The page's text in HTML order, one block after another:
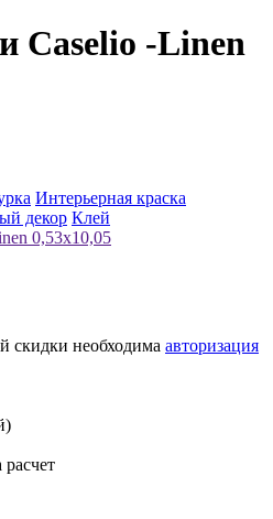
Caselio -Linen
Интерьерная краска
декор Клей
скидки необходима авторизация
расчет